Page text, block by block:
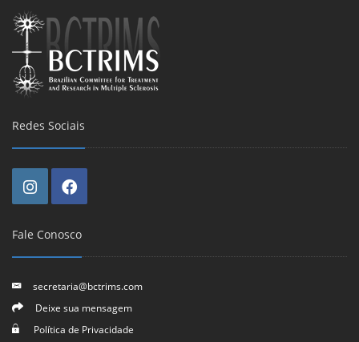
Redes Sociais
Fale Conosco
secretaria@bctrims.com
Deixe sua mensagem
Política de Privacidade